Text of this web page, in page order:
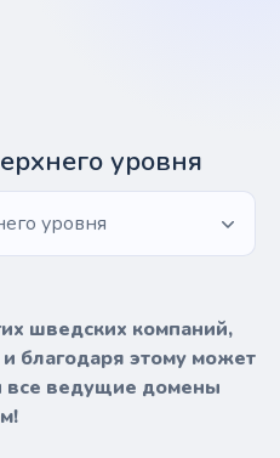
уровня
уровня
шведских компаний,
благодаря этому может
все ведущие домены